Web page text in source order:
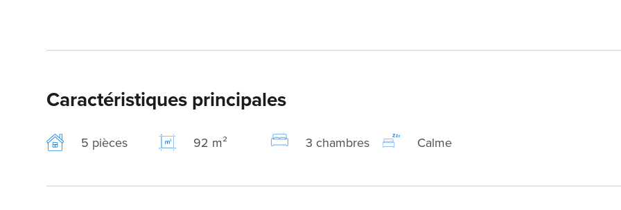
Caractéristiques principales
5 pièces 92 m² 3 chambres Calme